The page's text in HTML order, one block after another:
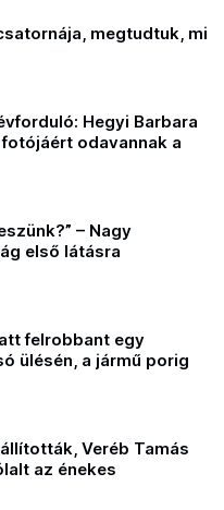
megtudtuk, mi
Hegyi Barbara
odavannak a
– Nagy
első látásra
felrobbant egy
ülésén, a jármű porig
Veréb Tamás
az énekes